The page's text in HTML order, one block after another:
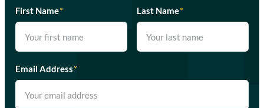
First Name* Last Name*
Email Address*